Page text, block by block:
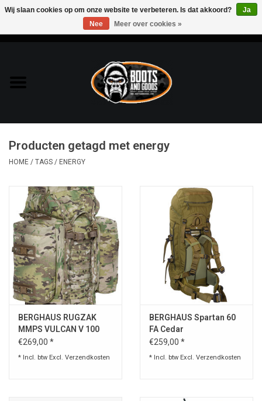
Bags & Packs
Bescherming
Lampen
Messen & Multitools
Schoenen
Speelgoed
Survival
Producten getagd met energy
HOME / TAGS / ENERGY
BERGHAUS RUGZAK
MMPS VULCAN V 100
LITER
€269,00 *
* Incl. btw Excl. Verzendkosten
BERGHAUS Spartan 60
FA Cedar
€259,00 *
* Incl. btw Excl. Verzendkosten
Wij slaan cookies op om onze website te verbeteren. Is dat akkoord?
Ja
Nee
Meer over cookies »